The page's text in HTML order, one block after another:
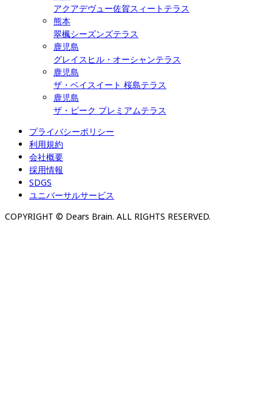
アクアデヴュー佐賀スィートテラス
熊本
翠楓シーズンズテラス
鹿児島
グレイスヒル・オーシャンテラス
鹿児島
ザ・ベイスイート 桜島テラス
鹿児島
ザ・ピーク プレミアムテラス
プライバシーポリシー
利用規約
会社概要
採用情報
SDGS
ユニバーサルサービス
COPYRIGHT © Dears Brain. ALL RIGHTS RESERVED.